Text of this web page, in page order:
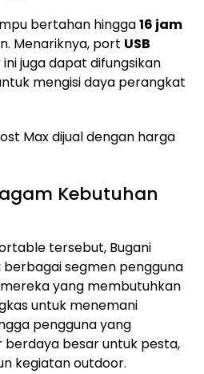
bertahan hingga16 jam
Menariknya, port USB
juga dapat difungsikan
mengisi daya perangkat
Max dijual dengan harga
Kebutuhan
tersebut, Bugani
segmen pengguna
mereka yang membutuhkan
untuk menemani
pengguna yang
berdaya besar untuk pesta,
kegiatan outdoor.